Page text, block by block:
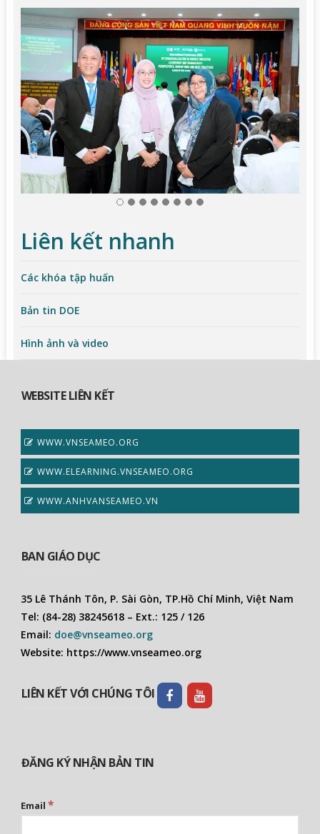
Liên kết nhanh
Các khóa tập huấn
Bản tin DOE
Hình ảnh và video
WEBSITE LIÊN KẾT
WWW.VNSEAMEO.ORG
WWW.ELEARNING.VNSEAMEO.ORG
WWW.ANHVANSEAMEO.VN
BAN GIÁO DỤC
35 Lê Thánh Tôn, P. Sài Gòn, TP.Hồ Chí Minh, Việt Nam
Tel: (84-28) 38245618 – Ext.: 125 / 126
Email: doe@vnseameo.org
Website: https://www.vnseameo.org
LIÊN KẾT VỚI CHÚNG TÔI
ĐĂNG KÝ NHẬN BẢN TIN
Email *